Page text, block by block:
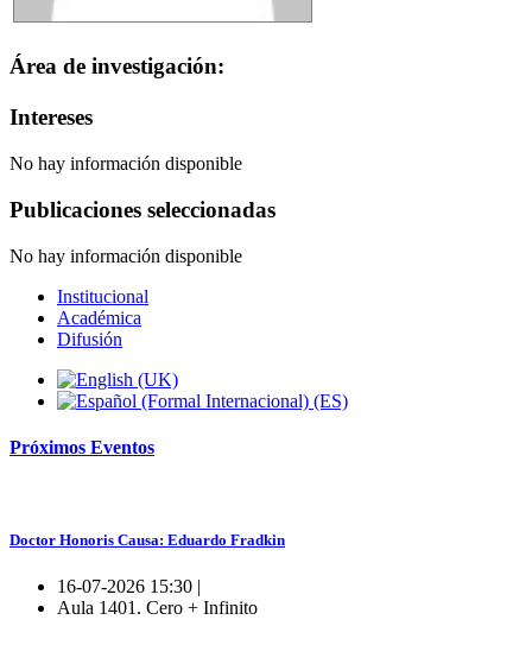
Área de investigación:
Intereses
No hay información disponible
Publicaciones seleccionadas
No hay información disponible
Institucional
Académica
Difusión
Próximos Eventos
Doctor Honoris Causa: Eduardo Fradkin
16-07-2026 15:30 |
Aula 1401. Cero + Infinito